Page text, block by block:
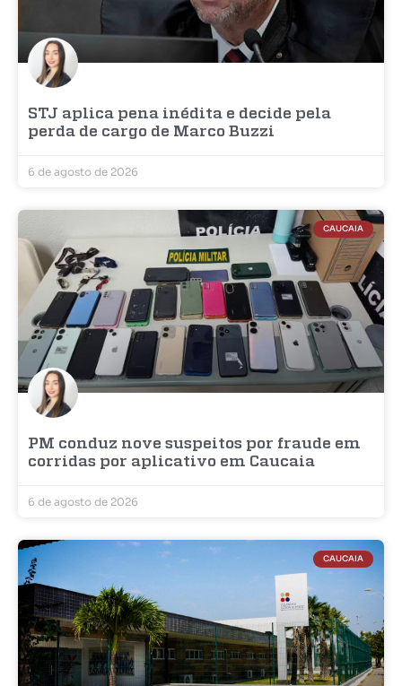
STJ aplica pena inédita e decide pela
perda de cargo de Marco Buzzi
6 de agosto de 2026
CAUCAIA
PM conduz nove suspeitos por fraude em
corridas por aplicativo em Caucaia
6 de agosto de 2026
CAUCAIA